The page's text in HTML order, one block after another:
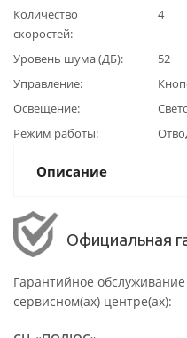
Количество
скоростей
4
Уровень шума (ДБ)
52
Управление
Освещение
Режим работы
Описание
Официальная
Гарантийное
сервисном(ах) центре(ах):